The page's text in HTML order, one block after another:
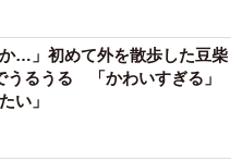
か…」初めて外を散歩した豆柴
うるうる 「かわいすぎる」
い」